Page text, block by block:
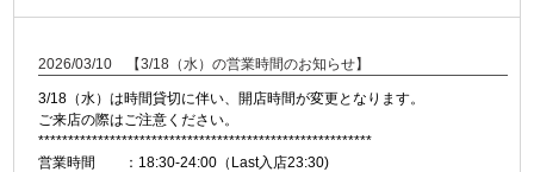
2026/03/10 【3/18（水）の営業時間のお知らせ】
3/18（水）は時間貸切に伴い、開店時間が変更となります。
ご来店の際はご注意ください。
********************************************************
営業時間 ：18:30-24:00（Last入店23:30)